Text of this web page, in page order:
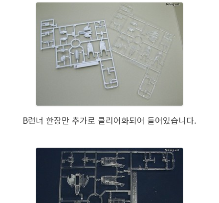
B런너 한장만 추가로 클리어화되어 들어있습니다.